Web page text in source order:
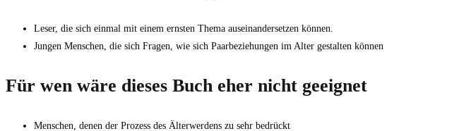
Leser, die sich einmal mit einem ernsten Thema auseinandersetzen können.
Jungen Menschen, die sich Fragen, wie sich Paarbeziehungen im Alter gestalten können
Für wen wäre dieses Buch eher nicht geeignet
Menschen, denen der Prozess des Älterwerdens zu sehr bedrückt